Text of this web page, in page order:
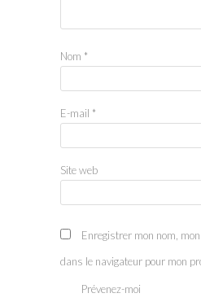
Nom *
E-mail *
Site web
Enregistrer mon nom,
dans le navigateur pour mon
Prévenez-moi